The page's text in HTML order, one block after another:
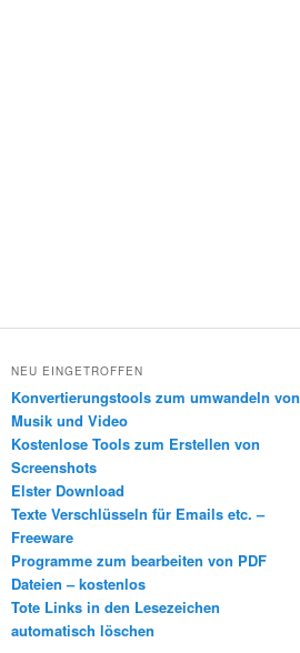
NEU EINGETROFFEN
Konvertierungstools zum umwandeln von
Musik und Video
Kostenlose Tools zum Erstellen von
Screenshots
Elster Download
Texte Verschlüsseln für Emails etc. –
Freeware
Programme zum bearbeiten von PDF
Dateien – kostenlos
Tote Links in den Lesezeichen
automatisch löschen